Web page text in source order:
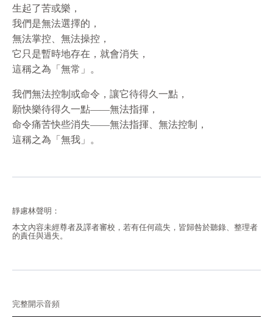
生起了苦或樂，
我們是無法選擇的，
無法掌控、無法操控，
它只是暫時地存在，就會消失，
這稱之為「無常」。
我們無法控制或命令，讓它待得久一點，
願快樂待得久一點——無法指揮，
命令痛苦快些消失——無法指揮、無法控制，
這稱之為「無我」。
靜慮林聲明：
本文內容未經尊者及譯者審校，若有任何疏失，皆歸咎於聽錄、整理者
的責任與過失。
完整開示音頻